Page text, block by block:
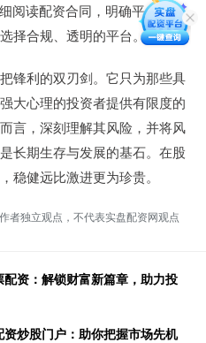
阅读配资合同，明确平仓线、
择合规、透明的平台。
锋利的双刃剑。它只为那些具
大心理的投资者提供有限度的
言，深刻理解其风险，并将风
长期生存与发展的基石。在股
稳健远比激进更为珍贵。
者独立观点，不代表实盘配资网观点
资：解锁财富新篇章，助力投
炒股门户：助你把握市场先机